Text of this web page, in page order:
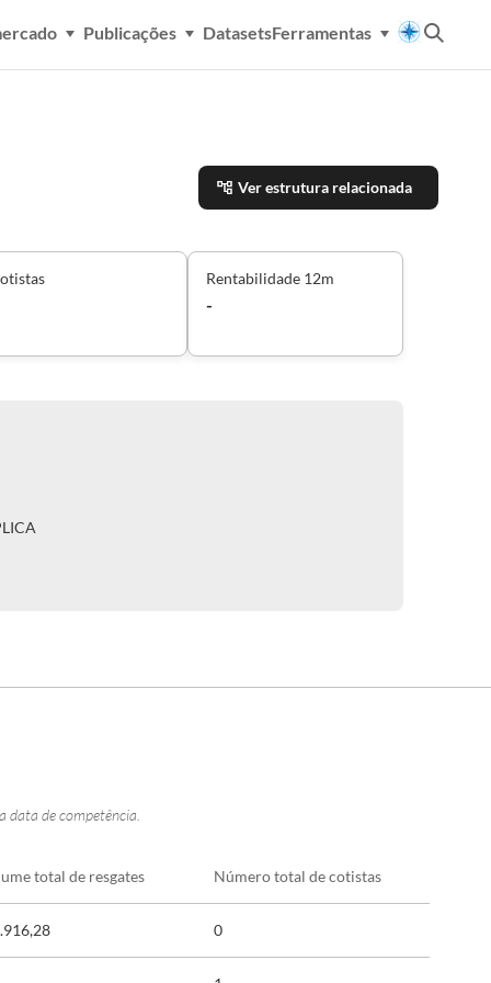
Publicações DatasetsFerramentas
Ver estrutura relacionada
Rentabilidade 12m
-
data de competência.
total de resgates Número total de cotistas
0